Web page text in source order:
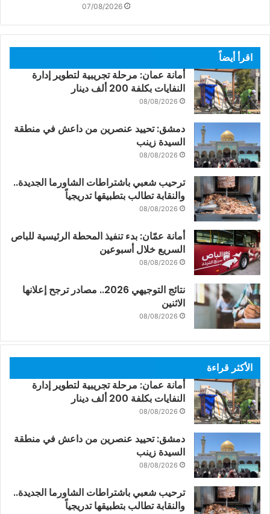
07/08/2026
اقرأ أيضاً
أمانة عمان: مرحلة تجريبية لتطوير إدارة
النفايات بكلفة 200 ألف دينار
08/08/2026
دمشق: تحييد عنصرين من داعش في منطقة
السيدة زينب
08/08/2026
ترحيب شعبي باشتراطات الشاورما الجديدة..
والنقابة تطالب بتطبيقها تدريجياً
08/08/2026
أمانة عمّان: بدء تنفيذ المحطة الرئيسية للباص
السريع خلال أسبوعين
08/08/2026
نتائج التوجيهي 2026.. مصادر ترجح إعلانها
الاثنين
08/08/2026
الأكثر قراءة
أمانة عمان: مرحلة تجريبية لتطوير إدارة
النفايات بكلفة 200 ألف دينار
08/08/2026
دمشق: تحييد عنصرين من داعش في منطقة
السيدة زينب
08/08/2026
ترحيب شعبي باشتراطات الشاورما الجديدة..
والنقابة تطالب بتطبيقها تدريجياً